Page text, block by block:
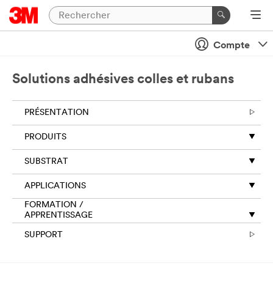
Compte
Solutions adhésives colles et rubans
PRÉSENTATION
PRODUITS
SUBSTRAT
APPLICATIONS
FORMATION /
APPRENTISSAGE
SUPPORT